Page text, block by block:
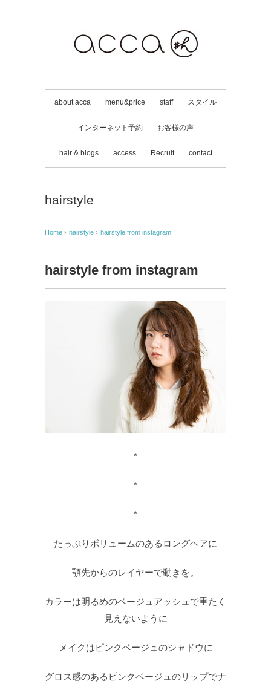
about acca menu&price staff スタイル
インターネット予約 お客様の声
hair & blogs access Recruit contact
hairstyle
Home › hairstyle › hairstyle from instagram
hairstyle from instagram
*
*
*
たっぷりボリュームのあるロングヘアに
顎先からのレイヤーで動きを。
カラーは明るめのベージュアッシュで重たく
見えないように
メイクはピンクベージュのシャドウに
グロス感のあるピンクベージュのリップでナ